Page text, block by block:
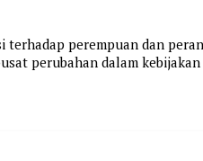
terhadap perempuan dan
perubahan dalam